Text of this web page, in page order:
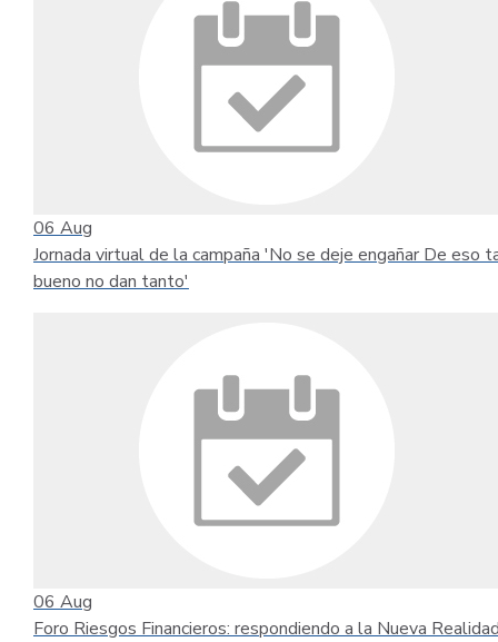
06 Aug
Jornada virtual de la campaña 'No se deje engañar De eso
bueno no dan tanto'
06 Aug
Foro Riesgos Financieros: respondiendo a la Nueva